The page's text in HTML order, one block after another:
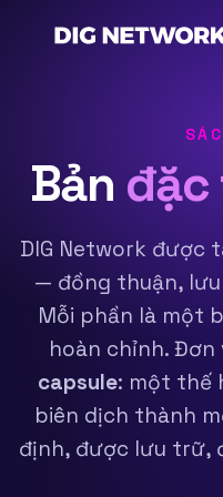
Bản
DIG Network được
— đồng thuận,
Mỗi phần là một
hoàn chỉnh.
capsule: một thế
biên dịch thành
định, được lưu trữ,